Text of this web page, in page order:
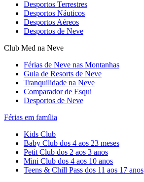
Desportos Terrestres
Desportos Náuticos
Desportos Aéreos
Desportos de Neve
Club Med na Neve
Férias de Neve nas Montanhas
Guia de Resorts de Neve
Tranquilidade na Neve​
Comparador de Esqui
Desportos de Neve
Férias em família
Kids Club
Baby Club dos 4 aos 23 meses
Petit Club dos 2 aos 3 anos
Mini Club dos 4 aos 10 anos
Teens & Chill Pass dos 11 aos 17 anos